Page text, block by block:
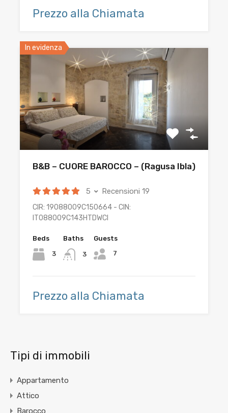
Prezzo alla Chiamata
In evidenza
B&B – CUORE BAROCCO – (Ragusa Ibla)
5 Recensioni 19
CIR: 19088009C150664 - CIN:
IT088009C143HTDWCI
Beds
3
Baths
3
Guests
7
Prezzo alla Chiamata
Tipi di immobili
Appartamento
Attico
Barocco